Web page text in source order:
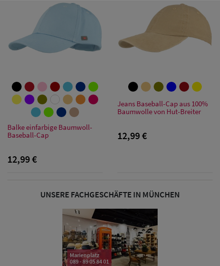
Baseball Caps
Damen UV-
Schutz Caps
Bandana Caps
Damen
Sonnenschilder
Damen Caps
Großgrößen
Balke einfarbige Baumwoll-
Baseball-Cap
12,99 €
Jeans Baseball-Cap aus 100%
Baumwolle von Hut-Breiter
12,99 €
UNSERE FACHGESCHÄFTE IN MÜNCHEN
Marienplatz
089 - 89 05 84 01